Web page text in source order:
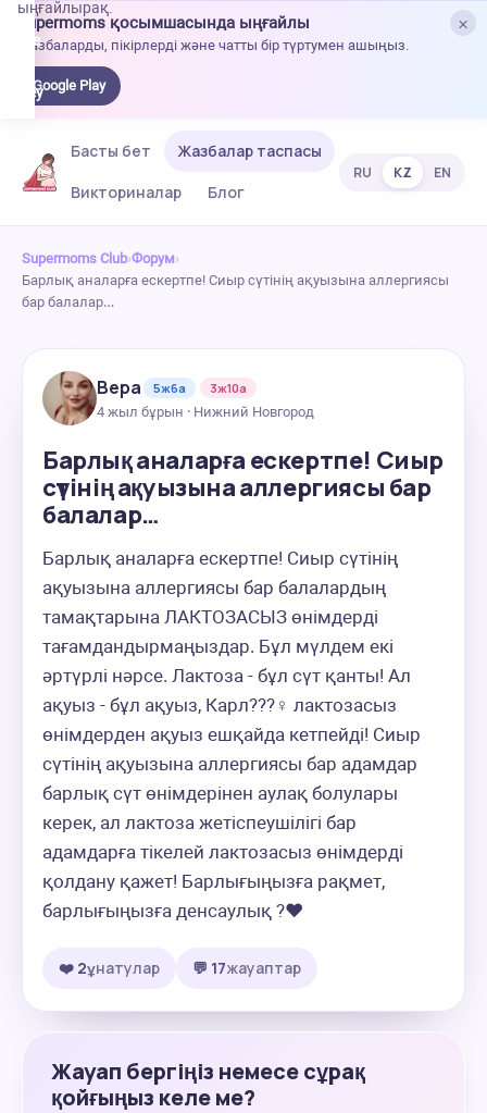
×
Supermoms қосымшасында ыңғайлы
Жазбаларды, пікірлерді және чатты бір түртумен ашыңыз.
Google Play
ыңғайлырақ.
Басты бет
Жазбалар таспасы
Викториналар
Блог
RU KZ EN
Supermoms Club›Форум›
Барлық аналарға ескертпе! Сиыр сүтінің ақуызына аллергиясы
бар балалар…
Вера 5ж6а
3ж10а
4 жыл бұрын · Нижний Новгород
Барлық аналарға ескертпе! Сиыр
сүтінің ақуызына аллергиясы бар
балалар…
Барлық аналарға ескертпе! Сиыр сүтінің
ақуызына аллергиясы бар балалардың
тамақтарына ЛАКТОЗАСЫЗ өнімдерді
тағамдандырмаңыздар. Бұл мүлдем екі
әртүрлі нәрсе. Лактоза - бұл сүт қанты! Ал
ақуыз - бұл ақуыз, Карл???‍♀️ лактозасыз
өнімдерден ақуыз ешқайда кетпейді! Сиыр
сүтінің ақуызына аллергиясы бар адамдар
барлық сүт өнімдерінен аулақ болулары
керек, ал лактоза жетіспеушілігі бар
адамдарға тікелей лактозасыз өнімдерді
қолдану қажет! Барлығыңызға рақмет,
барлығыңызға денсаулық ?❤️
❤️ 2ұнатулар 💬 17жауаптар
Жауап бергіңіз немесе сұрақ
қойғыңыз келе ме?